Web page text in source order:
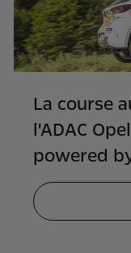
La course
l'ADAC
powered